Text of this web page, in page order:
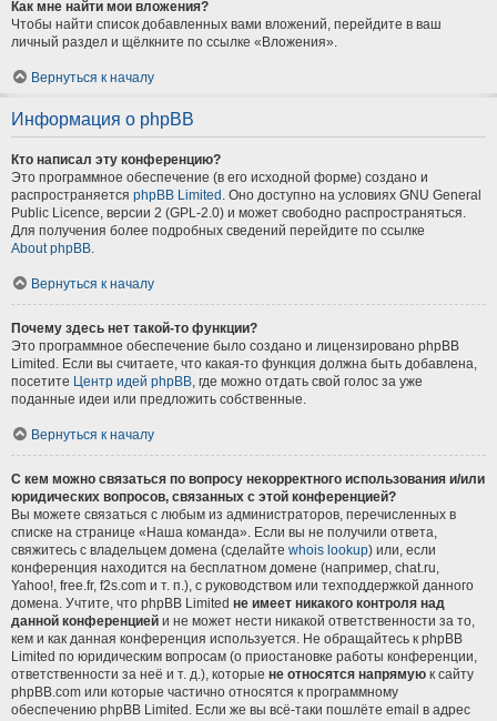
Как мне найти мои вложения?
Чтобы найти список добавленных вами вложений, перейдите в ваш
личный раздел и щёлкните по ссылке «Вложения».
Вернуться к началу
Информация о phpBB
Кто написал эту конференцию?
Это программное обеспечение (в его исходной форме) создано и
распространяется phpBB Limited . Оно доступно на условиях GNU General
Public Licence, версии 2 (GPL-2.0) и может свободно распространяться.
Для получения более подробных сведений перейдите по ссылке
About phpBB.
Вернуться к началу
Почему здесь нет такой-то функции?
Это программное обеспечение было создано и лицензировано phpBB
Limited. Если вы считаете, что какая-то функция должна быть добавлена,
посетите Центр идей phpBB, где можно отдать свой голос за уже
поданные идеи или предложить собственные.
Вернуться к началу
С кем можно связаться по вопросу некорректного использования и/или
юридических вопросов, связанных с этой конференцией?
Вы можете связаться с любым из администраторов, перечисленных в
списке на странице «Наша команда». Если вы не получили ответа,
свяжитесь с владельцем домена (сделайте whois lookup) или, если
конференция находится на бесплатном домене (например, chat.ru,
Yahoo!, free.fr, f2s.com и т. п.), с руководством или техподдержкой данного
домена. Учтите, что phpBB Limited не имеет никакого контроля над
данной конференцией и не может нести никакой ответственности за то,
кем и как данная конференция используется. Не обращайтесь к phpBB
Limited по юридическим вопросам (о приостановке работы конференции,
ответственности за неё и т. д.), которые не относятся напрямую к сайту
phpBB.com или которые частично относятся к программному
обеспечению phpBB Limited. Если же вы всё-таки пошлёте email в адрес